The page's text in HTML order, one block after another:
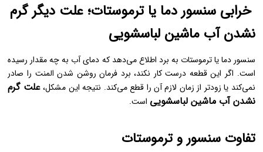
خرابی سنسور دما یا ترموستات؛ علت دیگر گرم
نشدن آب ماشین لباسشویی
سنسور دما یا ترموستات به برد اطلاع می‌دهد که دمای آب به چه مقدار رسیده
است. اگر این قطعه درست کار نکند، برد فرمان روشن شدن المنت را صادر
نمی‌کند یا زودتر از زمان لازم آن را قطع می‌کند. نتیجه این مشکل،علت گرم
نشدن آب ماشین لباسشویی است.
تفاوت سنسور و ترموستات